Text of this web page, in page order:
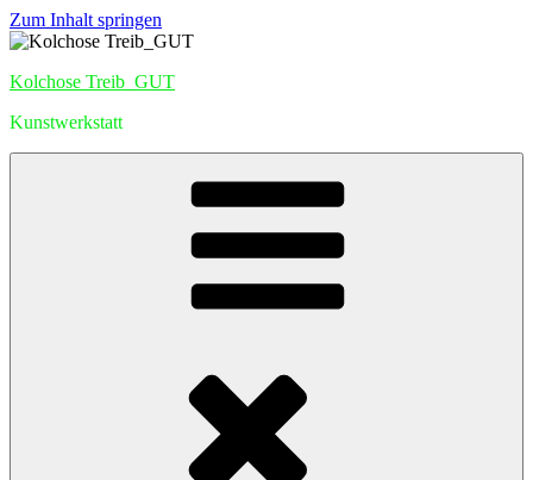
Zum Inhalt springen
Kolchose Treib_GUT
Kunstwerkstatt